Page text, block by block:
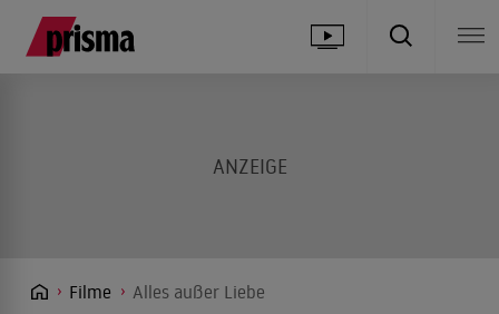
Filme Alles außer Liebe